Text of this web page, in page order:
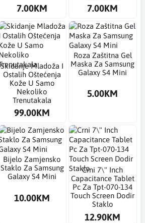
7.00KM 7.00KM
Skidanje Mladoža I
Ostalih Oštećenja
Kože U Samo
Nekoliko
Trenutakala
99.00KM
Roza Zaštitna Gel
Maska Za Samsung
Galaxy S4 Mini
5.00KM
Bijelo Zamjensko
Staklo Za Samsung
Galaxy S4 Mini
10.00KM
Crni 7\" Inch
Capacitance Tablet
Pc Za Tpt-070-134
Touch Screen Dodir
Staklo
12.90KM